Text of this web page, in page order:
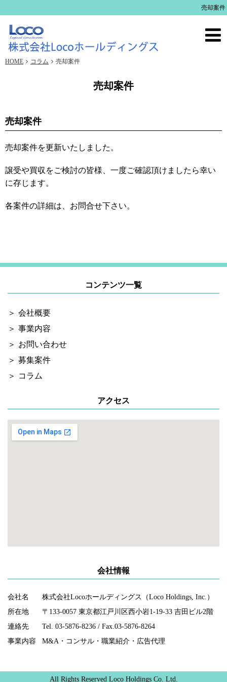
売却案件
HOME コラム 売却案件
売却案件
売却案件
売却案件を更新いたしました。
譲受や買収をご検討の皆様、一度ご確認頂けましたら幸い
に存じます。
各案件の詳細は、お問合せ下さい。
コンテンツ一覧
会社概要
事業内容
お問い合わせ
募集案件
コラム
アクセス
会社情報
会社名
株式会社Locoホールディングス（Loco Holdings, Inc.）
所在地
〒133-0057 東京都江戸川区西小岩1-19-33 吉田ビル2階
連絡先
Tel. 03-5876-8236 / Fax.03-5876-8264
事業内容
M&A・コンサル・職業紹介・広告代理
All Rights Reserved Loco Holdings Co. Ltd.